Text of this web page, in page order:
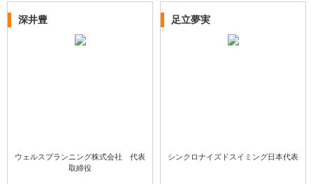
深井豊
ウェルスプランニング株式会社 代表
取締役
足立夢実
シンクロナイズドスイミング日本代表